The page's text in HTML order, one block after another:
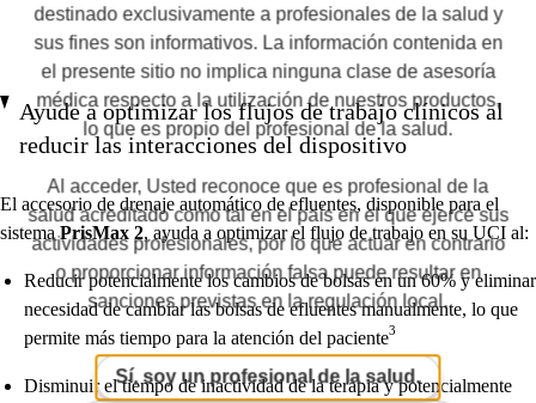
Ayude a optimizar los flujos de trabajo clínicos al
reducir las interacciones del dispositivo
El accesorio de drenaje automático de efluentes, disponible para el
sistemaPrisMax 2, ayuda a optimizar el flujo de trabajo en su UCI al:
Reducir potencialmente los cambios de bolsas en un 60% y
necesidad de cambiar las bolsas de efluentes manualmente, lo que
permite más tiempo para la atención del paciente3
Disminuir el tiempo de inactividad de la terapia y potencialmente
destinado exclusivamente a profesionales de la salud y
sus fines son informativos. La información contenida en
el presente sitio no implica ninguna clase de asesoría
médica respecto a la utilización de nuestros productos,
lo que es propio del profesional de la salud.
Al acceder, Usted reconoce que es profesional de la
salud acreditado como tal en el país en el que ejerce sus
actividades profesionales, por lo que actuar en contrario
o proporcionar información falsa puede resultar en
sanciones previstas en la regulación local.
Sí, soy un profesional de la salud.